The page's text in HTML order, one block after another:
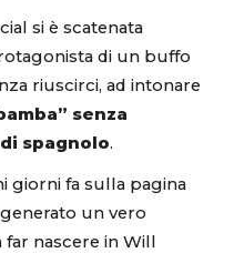
si è scatenata
di un buffo
riuscirci, ad intonare
senza
spagnolo.
giorni fa sulla pagina
un vero
nascere in Will